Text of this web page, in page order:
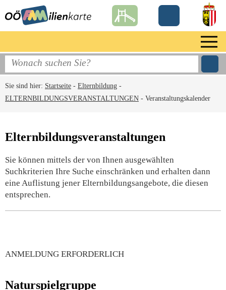
Sie sind hier: Startseite - Elternbildung -
ELTERNBILDUNGSVERANSTALTUNGEN - Veranstaltungskalender
Elternbildungsveranstaltungen
Sie können mittels der von Ihnen ausgewählten
Suchkriterien Ihre Suche einschränken und erhalten dann
eine Auflistung jener Elternbildungsangebote, die diesen
entsprechen.
ANMELDUNG ERFORDERLICH
Naturspielgruppe